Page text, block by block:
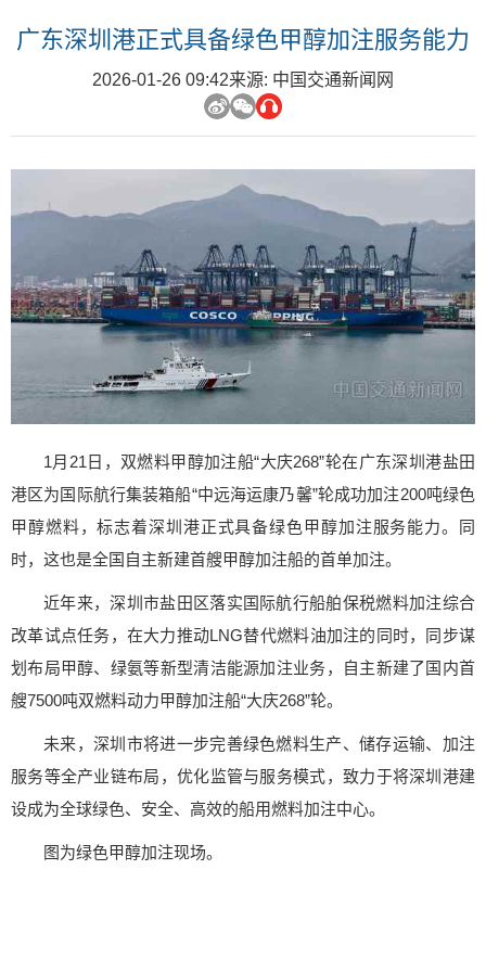
广东深圳港正式具备绿色甲醇加注服务能力
2026-01-26 09:42来源: 中国交通新闻网
1月21日，双燃料甲醇加注船“大庆268”轮在广东深圳港盐田
港区为国际航行集装箱船“中远海运康乃馨”轮成功加注200吨绿色
甲醇燃料，标志着深圳港正式具备绿色甲醇加注服务能力。同
时，这也是全国自主新建首艘甲醇加注船的首单加注。
近年来，深圳市盐田区落实国际航行船舶保税燃料加注综合
改革试点任务，在大力推动LNG替代燃料油加注的同时，同步谋
划布局甲醇、绿氨等新型清洁能源加注业务，自主新建了国内首
艘7500吨双燃料动力甲醇加注船“大庆268”轮。
未来，深圳市将进一步完善绿色燃料生产、储存运输、加注
服务等全产业链布局，优化监管与服务模式，致力于将深圳港建
设成为全球绿色、安全、高效的船用燃料加注中心。
图为绿色甲醇加注现场。